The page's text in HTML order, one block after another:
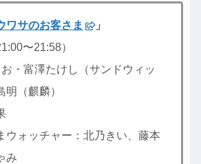
ワサのお客さま
」
〜21:58）
・富澤たけし（サンドウィッ
明（麒麟）
ウォッチャー：北乃きい、藤本
み